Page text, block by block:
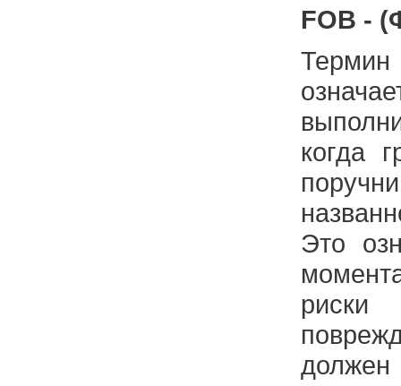
FOB -
когда
Это
должен